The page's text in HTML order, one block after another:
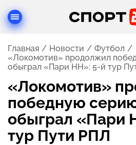
Главная Новости
Футбол
«Локомотив» продолжил
обыграл «Пари НН»: 5-й тур
«Локомотив»
победную
обыграл «Пари
тур Пути РПЛ